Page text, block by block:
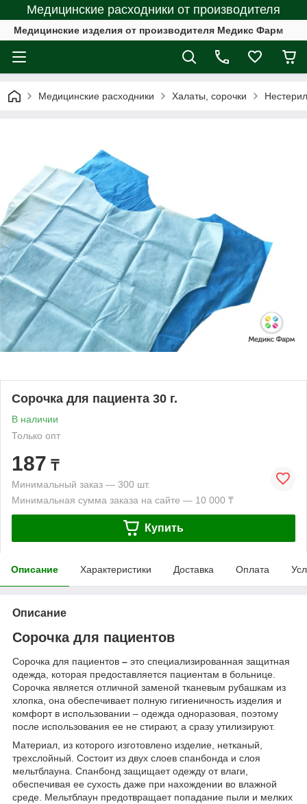
Медицинские расходники от производителя
Медицинские изделия от производителя Медикс Фарм
Медицинские расходники Халаты, сорочки
Сорочка для пациента 30 г.
В наличии
Только опт
187 ₸
Минимальный заказ — 300 шт.
Минимальная сумма заказа на сайте — 10 000 ₸
Купить
Описание Характеристики Доставка Оплата
Описание
Сорочка для пациентов
Сорочка для пациентов – это специализированная защитная
одежда, которая предоставляется пациентам в больнице.
Сорочка является отличной заменой тканевым рубашкам из
хлопка, она обеспечивает полную гигиеничность изделия и
комфорт в использовании – одежда одноразовая, поэтому
после использования ее не стирают, а сразу утилизируют.
Материал, из которого изготовлено изделие, нетканый,
трехслойный. Состоит из двух слоев спанбонда и слоя
мельтблауна. Спанбонд защищает одежду от влаги,
обеспечивая ее сухость даже при нахождении во влажной
среде. Мельтблаун предотвращает попадание пыли и мелких